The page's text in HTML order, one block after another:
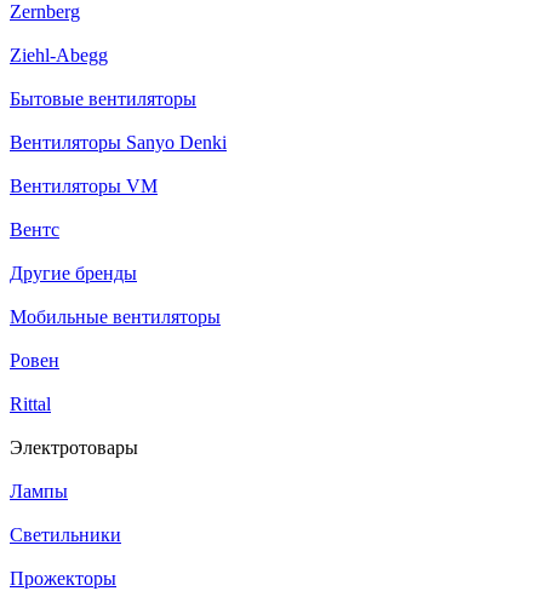
Zernberg
Ziehl-Abegg
Бытовые вентиляторы
Вентиляторы Sanyo Denki
Вентиляторы VM
Вентс
Другие бренды
Мобильные вентиляторы
Ровен
Rittal
Электротовары
Лампы
Светильники
Прожекторы